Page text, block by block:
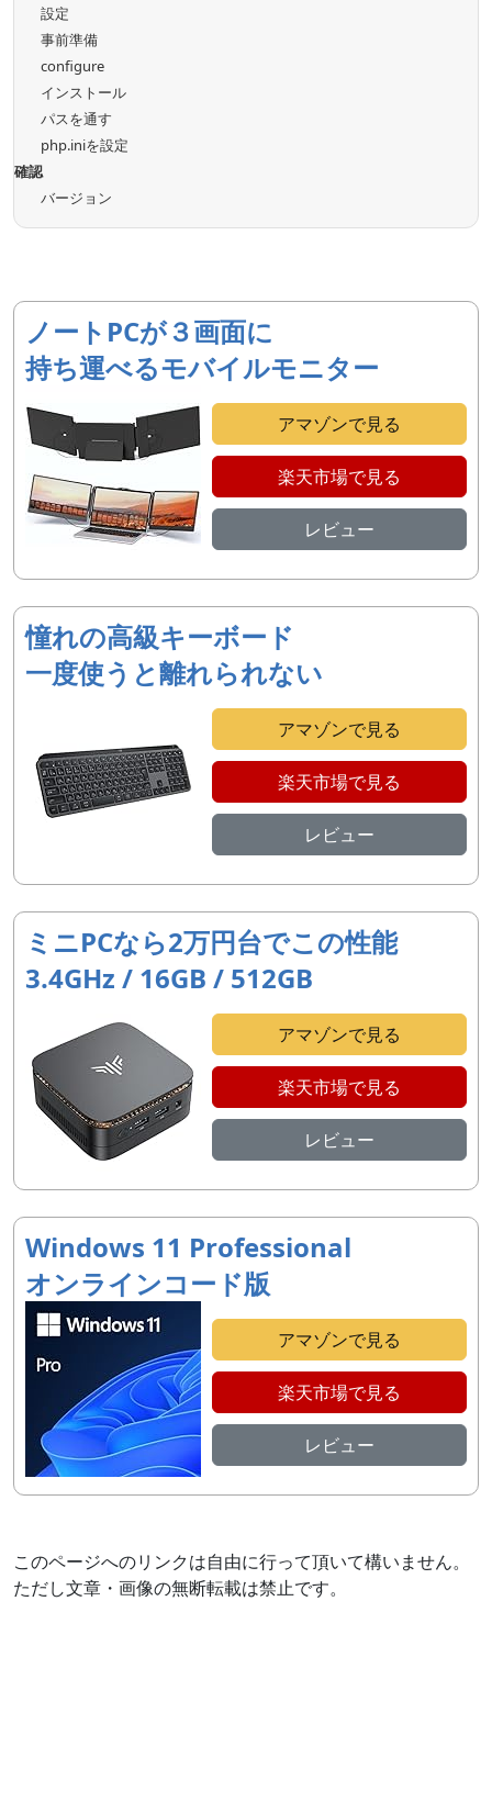
設定
事前準備
configure
インストール
パスを通す
php.iniを設定
確認
バージョン
ノートPCが３画面に
持ち運べるモバイルモニター
アマゾンで見る
楽天市場で見る
レビュー
憧れの高級キーボード
一度使うと離れられない
アマゾンで見る
楽天市場で見る
レビュー
ミニPCなら2万円台でこの性能
3.4GHz / 16GB / 512GB
アマゾンで見る
楽天市場で見る
レビュー
Windows 11 Professional
オンラインコード版
アマゾンで見る
楽天市場で見る
レビュー
このページへのリンクは自由に行って頂いて構いません。
ただし文章・画像の無断転載は禁止です。